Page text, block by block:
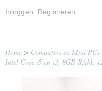
Inloggen Registreren
Home > Computers en Mini PCs
Intel Core i5 en i3, 8GB RAM,